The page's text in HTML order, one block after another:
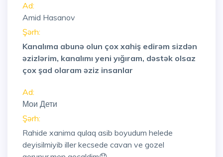
Ad:
Amid Hasanov
Şərh:
Kanalıma abunə olun çox xahiş edirəm sizdən
əzizlərim, kanalımı yeni yığıram, dəstək olsaz
çox şad olaram əziz insanlar
Ad:
Мои Дети
Şərh:
Rahide xanima qulaq asib boyudum helede
deyisilmiyib iller kecsede cavan ve gozel